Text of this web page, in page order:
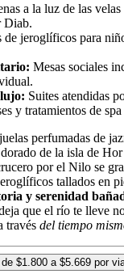
a la luz de las
Diab.
de jeroglíficos para
Mesas sociales
Suites atendidas
y tratamientos de
perfumadas de
de la isla de
por el Nilo se
tallados en
y serenidad
que el río te lleve
través del tiempo
$1.800 a $5.669 por